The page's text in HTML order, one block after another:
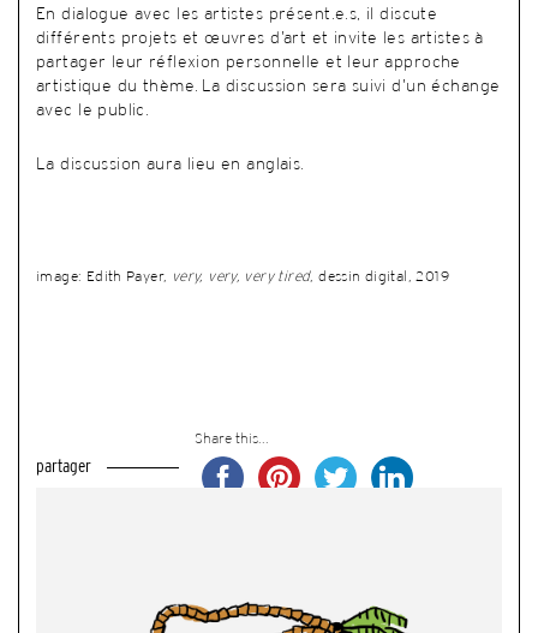
En dialogue avec les artistes présent.e.s, il discute
différents projets et œuvres d’art et invite les artistes à
partager leur réflexion personnelle et leur approche
artistique du thème. La discussion sera suivi d’un échange
avec le public.
La discussion aura lieu en anglais.
image: Edith Payer, very, very, very tired, dessin digital, 2019
partager
Share this...